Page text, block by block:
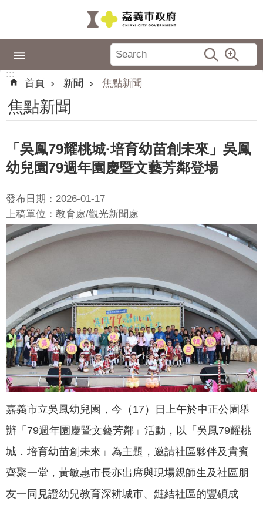
政
專
區
城
品
牌
識
嘉
義
新
聞
公
告
機
關
站
便
民
服
務
:::
首頁
新聞 焦點新聞
焦點新聞
「吳鳳79耀桃城·培育幼苗創未來」吳鳳
幼兒園79週年園慶暨文藝芳鄰登場
發布日期：2026-01-17
上稿單位：教育處/觀光新聞處
嘉義市立吳鳳幼兒園，今（17）日上午於中正公園舉
辦「79週年園慶暨文藝芳鄰」活動，以「吳鳳79耀桃
城．培育幼苗創未來」為主題，邀請社區夥伴及貴賓
齊聚一堂，黃敏惠市長亦出席與現場親師生及社區朋
友一同見證幼兒教育深耕城市、鏈結社區的豐碩成